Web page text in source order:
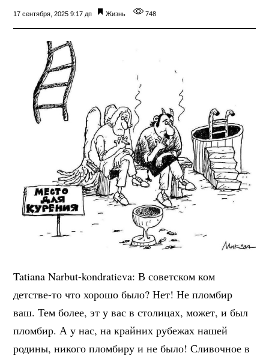
17 сентября, 2025 9:17 дп Жизнь 748
Tatiana Narbut-kondratieva: В советском ком
детстве-то что хорошо было? Нет! Не пломбир
ваш. Тем более, эт у вас в столицах, может, и был
пломбир. А у нас, на крайних рубежах нашей
родины, никого пломбиру и не было! Сливочное в